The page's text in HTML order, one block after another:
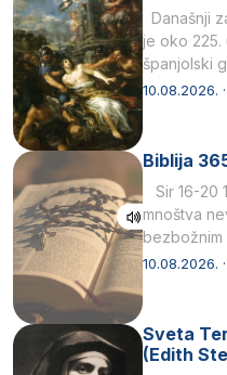
Današnji
je oko 225.
španjolski
10.08.2026.
Sir 16-20
mnoštva
bezbožnim
10.08.2026.
Sveta
(Edith